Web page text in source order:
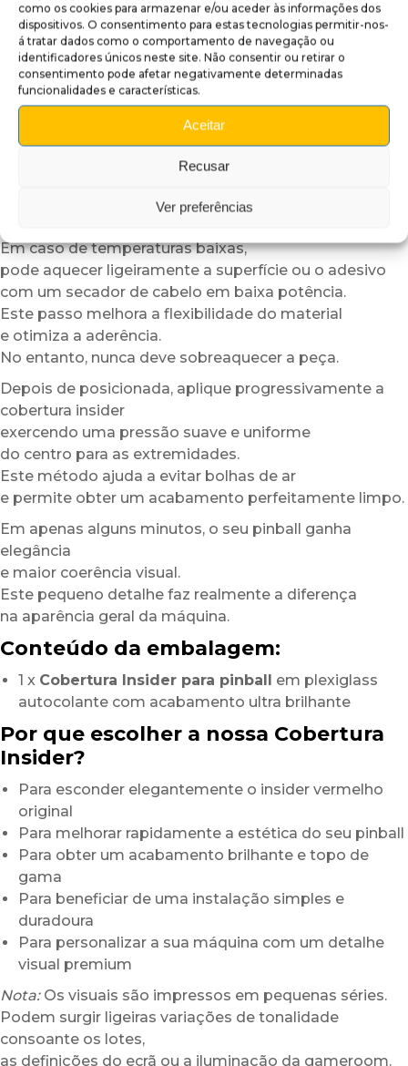
como os cookies para armazenar e/ou aceder às informações dos
dispositivos. O consentimento para estas tecnologias permitir-nos-
á tratar dados como o comportamento de navegação ou
identificadores únicos neste site. Não consentir ou retirar o
consentimento pode afetar negativamente determinadas
funcionalidades e características.
Aceitar
Recusar
Ver preferências
Uma superfície limpa garante um resultado mais
uniforme e duradouro.
Depois, posicione a cobertura insider a seco
para verificar o alinhamento.
Graças à sua estrutura semirrígida,
o plexiglass autocolante é mais fácil de manusear
do que um simples vinil adesivo.
recomendamos trabalhar numa divisão com
Em caso de temperaturas baixas,
pode aquecer ligeiramente a superfície ou o adesivo
com um secador de cabelo em baixa potência.
Este passo melhora a flexibilidade do material
e otimiza a aderência.
No entanto, nunca deve sobreaquecer a peça.
Depois de posicionada, aplique progressivamente a
cobertura insider
exercendo uma pressão suave e uniforme
do centro para as extremidades.
Este método ajuda a evitar bolhas de ar
e permite obter um acabamento perfeitamente limpo.
Em apenas alguns minutos, o seu pinball ganha
elegância
e maior coerência visual.
Este pequeno detalhe faz realmente a diferença
na aparência geral da máquina.
Conteúdo da embalagem:
1 x Cobertura Insider para pinball
em plexiglass
autocolante com acabamento ultra brilhante
Por que escolher a nossa Cobertura
Insider?
Para esconder elegantemente o insider vermelho
original
Para melhorar rapidamente a estética do seu pinball
Para obter um acabamento brilhante e topo de
gama
Para beneficiar de uma instalação simples e
duradoura
Para personalizar a sua máquina com um detalhe
visual premium
Nota:Os visuais são impressos em pequenas séries.
Podem surgir ligeiras variações de tonalidade
consoante os lotes,
as definições do ecrã ou a iluminação da gameroom.